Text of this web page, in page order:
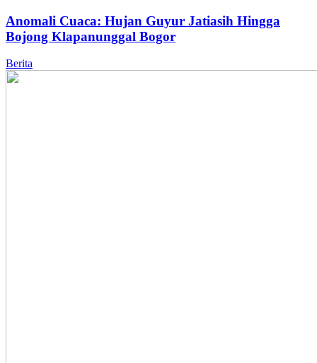
Anomali Cuaca: Hujan Guyur Jatiasih Hingga
Bojong Klapanunggal Bogor
Berita